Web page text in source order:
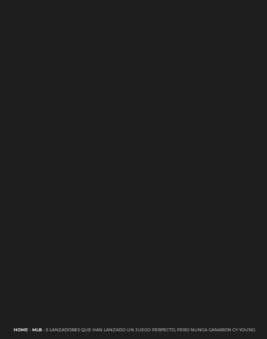
HOME- MLB- 5 LANZADORES QUE HAN LANZADO UN JUEGO PERFECTO, PERO NUNCA GANARON CY YOUNG